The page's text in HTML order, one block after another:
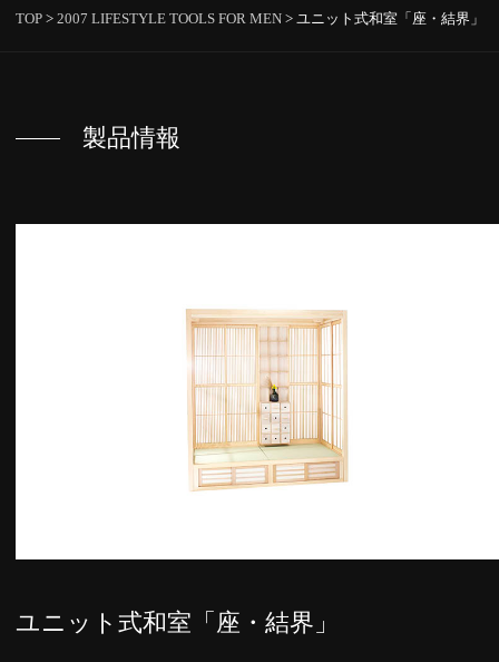
TOP >2007 LIFESTYLE TOOLS FOR MEN >ユニット式和室「座・結界」
製品情報
ユニット式和室「座・結界」